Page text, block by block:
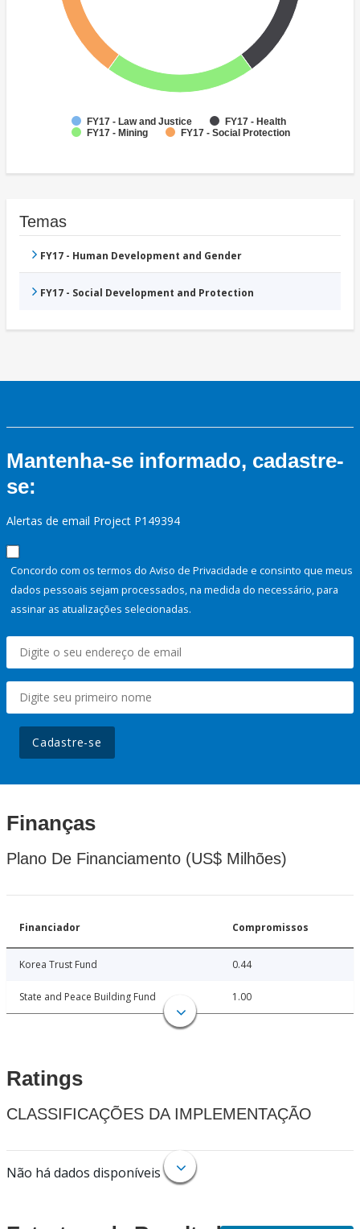
FY17 - Law and Justice
FY17 - Health
FY17 - Mining
FY17 - Social Protection
Temas
FY17 - Human Development and Gender
FY17 - Social Development and Protection
Mantenha-se informado, cadastre-
se:
Alertas de email Project P149394
Concordo com os termos do Aviso de Privacidade e consinto que meus
dados pessoais sejam processados, na medida do necessário, para
assinar as atualizações selecionadas.
Cadastre-se
Finanças
Plano De Financiamento (US$ Milhões)
Financiador Compromissos
Korea Trust Fund 0.44
State and Peace Building Fund 1.00
Ratings
CLASSIFICAÇÕES DA IMPLEMENTAÇÃO
Não há dados disponíveis